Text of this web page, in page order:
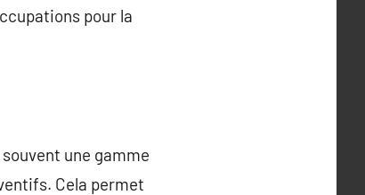
pour la
une gamme
Cela permet